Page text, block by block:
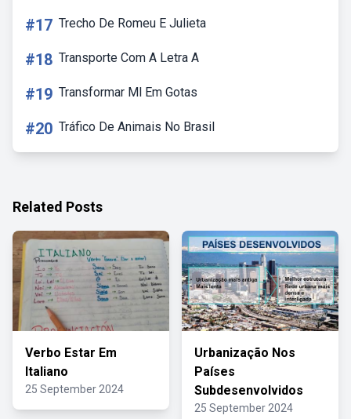
#17 Trecho De Romeu E Julieta
#18 Transporte Com A Letra A
#19 Transformar Ml Em Gotas
#20 Tráfico De Animais No Brasil
Related Posts
Verbo Estar Em
Italiano
25 September 2024
Urbanização Nos
Países
Subdesenvolvidos
25 September 2024